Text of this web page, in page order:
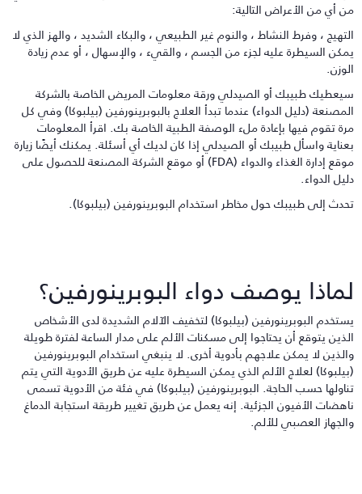
أي من الأعراض التالية:
، وفرط النشاط ، والنوم غير الطبيعي ، والبكاء الشديد ، والهز الذي لا
السيطرة عليه لجزء من الجسم ، والقيء ، والإسهال ، أو عدم زيادة
طبيبك أو الصيدلي ورقة معلومات المريض الخاصة بالشركة
(دليل الدواء) عندما تبدأ العلاج بالبوبرينورفين (بيلبوكا) وفي كل
تقوم فيها بإعادة ملء الوصفة الطبية الخاصة بك. اقرأ المعلومات
واسأل طبيبك أو الصيدلي إذا كان لديك أي أسئلة. يمكنك أيضًا زيارة
موقع إدارة الغذاء والدواء (FDA) أو موقع الشركة المصنعة للحصول على
الدواء.
إلى طبيبك حول مخاطر استخدام البوبرينورفين (بيلبوكا).
يوصف دواء البوبرينورفين؟
البوبرينورفين (بيلبوكا) لتخفيف الآلام الشديدة لدى الأشخاص
يتوقع أن يحتاجوا إلى مسكنات الألم على مدار الساعة لفترة طويلة
لا يمكن علاجهم بأدوية أخرى. لا ينبغي استخدام البوبرينورفين
لعلاج الألم الذي يمكن السيطرة عليه عن طريق الأدوية التي يتم
حسب الحاجة. البوبرينورفين (بيلبوكا) في فئة من الأدوية تسمى
الأفيون الجزئية. إنه يعمل عن طريق تغيير طريقة استجابة الدماغ
العصبي للألم.